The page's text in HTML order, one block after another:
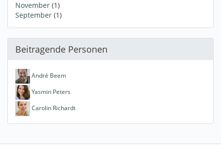
November (1)
September (1)
Beitragende Personen
André Beem
Yasmin Peters
Carolin Richardt